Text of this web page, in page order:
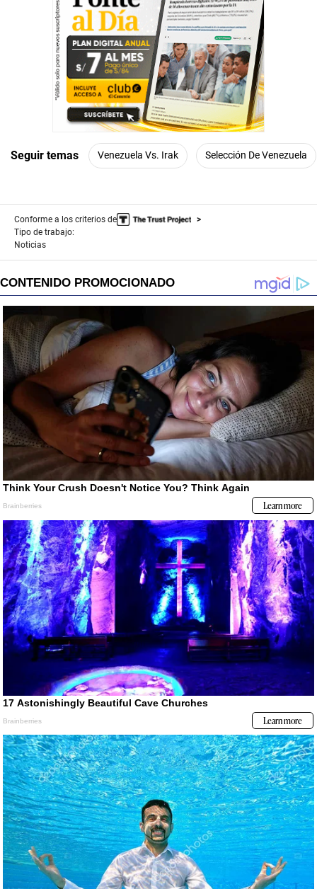
Seguir temas Venezuela Vs. Irak Selección De Venezuela
Conforme a los criterios de
Tipo de trabajo:
Noticias